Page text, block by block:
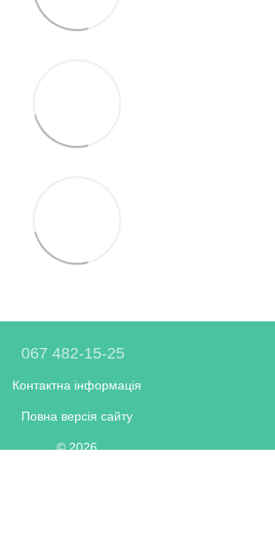
067 482-15-25
Контактна інформація
Повна версія сайту
© 2026